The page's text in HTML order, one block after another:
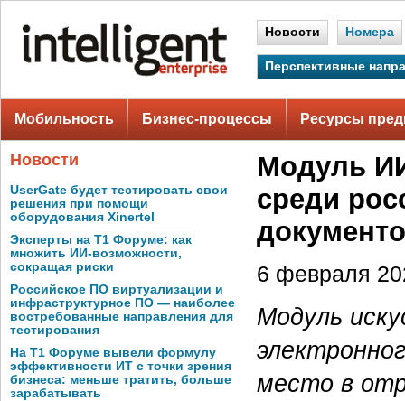
Новости Номера
Перспективные
Мобильность Бизнес-процессы Ресурсы
Новости
UserGate будет тестировать свои
решения при помощи
оборудования Xinertel
Эксперты на Т1 Форуме: как
множить ИИ-возможности,
сокращая риски
Российское ПО виртуализации и
инфраструктурное ПО — наиболее
востребованные направления для
тестирования
На Т1 Форуме вывели формулу
эффективности ИТ с точки зрения
бизнеса: меньше тратить, больше
зарабатывать
Модуль
среди
6 февраля
Модуль
место в